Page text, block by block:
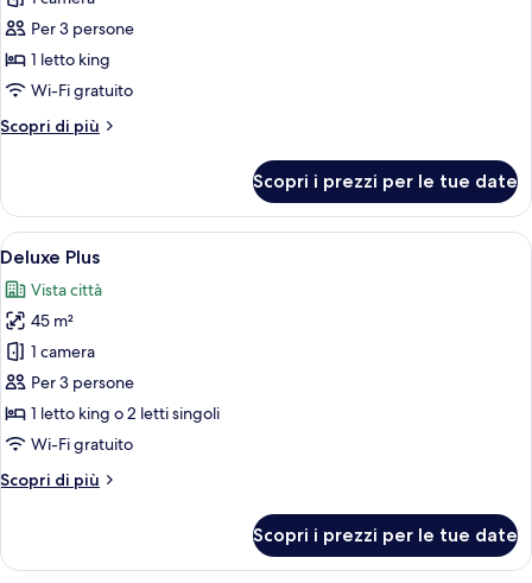
One-
bedroom
suite
Per 3 persone
1 letto king
Wi-Fi gratuito
Scopri di più
Altri
bedroom
suite
Scopri i prezzi per le tue date
Apri
tutte
le
foto
per
Deluxe
Plus
Una camera d'albergo moderna
4
Deluxe Plus
Vista città
45 m²
1 camera
Per 3 persone
1 letto king o 2 letti singoli
Wi-Fi gratuito
Scopri di più
Altri
Plus
Scopri i prezzi per le tue date